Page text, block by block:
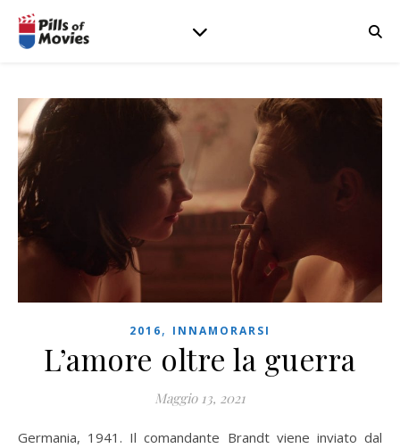
2016, INNAMORARSI
L’amore oltre la guerra
Maggio 13, 2021
Germania, 1941. Il comandante Brandt viene inviato dal